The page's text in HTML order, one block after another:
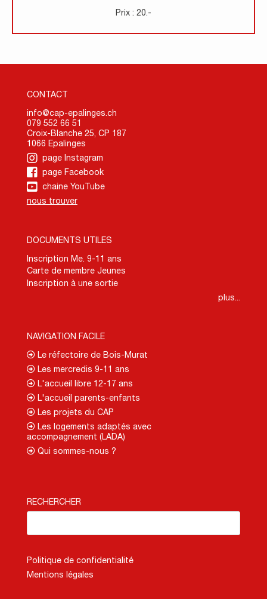
Prix : 20.-
CONTACT
info@cap-epalinges.ch
079 552 66 51
Croix-Blanche 25, CP 187
1066 Epalinges
page Instagram
page Facebook
chaine YouTube
nous trouver
DOCUMENTS UTILES
Inscription Me. 9-11 ans
Carte de membre Jeunes
Inscription à une sortie
plus...
NAVIGATION FACILE
Le réfectoire de Bois-Murat
Les mercredis 9-11 ans
L'accueil libre 12-17 ans
L'accueil parents-enfants
Les projets du CAP
Les logements adaptés avec
accompagnement (LADA)
Qui sommes-nous ?
RECHERCHER
Politique de confidentialité
Mentions légales